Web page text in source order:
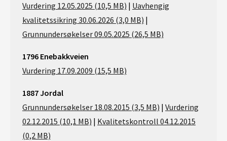
Vurdering 12.05.2025 (10,5 MB) | Uavhengig
kvalitetssikring 30.06.2026 (3,0 MB) |
Grunnundersøkelser 09.05.2025 (26,5 MB)
1796 Enebakkveien
Vurdering 17.09.2009 (15,5 MB)
1887 Jordal
Grunnundersøkelser 18.08.2015 (3,5 MB) | Vurdering
02.12.2015 (10,1 MB) | Kvalitetskontroll 04.12.2015
(0,2 MB)